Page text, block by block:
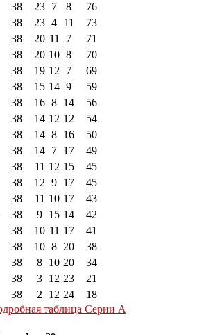
38 23 7 8
76
38 23 4 11
73
38 20 11 7
71
38 20 10 8
70
38 19 12 7
69
38 15 14 9
59
38 16 8 14
56
38 14 12 12
54
38 14 8 16
50
38 14 7 17
49
38 11 12 15
45
38 12 9 17
45
38 11 10 17
43
38 9 15 14
42
38 10 11 17
41
38 10 8 20
38
38 8 10 20
34
38 3 12 23
21
38 2 12 24
18
таблица Серии А